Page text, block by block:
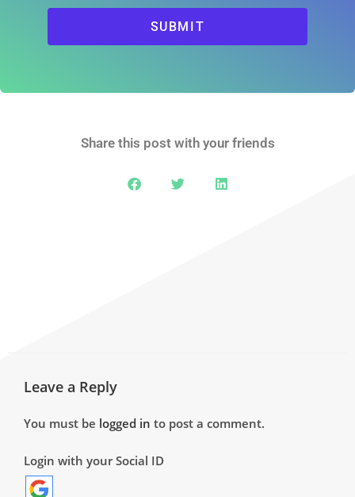
SUBMIT
Share this post with your friends
Leave a Reply
You must be logged in to post a comment.
Login with your Social ID